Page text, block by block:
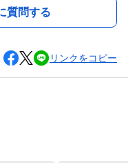
質問する
リンクをコピー